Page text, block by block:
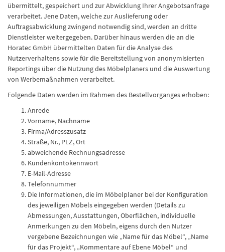
übermittelt, gespeichert und zur Abwicklung Ihrer Angebotsanfrage
verarbeitet. Jene Daten, welche zur Auslieferung oder
Auftragsabwicklung zwingend notwendig sind, werden an dritte
Dienstleister weitergegeben. Darüber hinaus werden die an die
Horatec GmbH übermittelten Daten für die Analyse des
Nutzerverhaltens sowie für die Bereitstellung von anonymisierten
Reportings über die Nutzung des Möbelplaners und die Auswertung
von Werbemaßnahmen verarbeitet.
Folgende Daten werden im Rahmen des Bestellvorganges erhoben:
Anrede
Vorname, Nachname
Firma/Adresszusatz
Straße, Nr., PLZ, Ort
abweichende Rechnungsadresse
Kundenkontokennwort
E-Mail-Adresse
Telefonnummer
Die Informationen, die im Möbelplaner bei der Konfiguration
des jeweiligen Möbels eingegeben werden (Details zu
Abmessungen, Ausstattungen, Oberflächen, individuelle
Anmerkungen zu den Möbeln, eigens durch den Nutzer
vergebene Bezeichnungen wie „Name für das Möbel“, „Name
für das Projekt“, „Kommentare auf Ebene Möbel“ und